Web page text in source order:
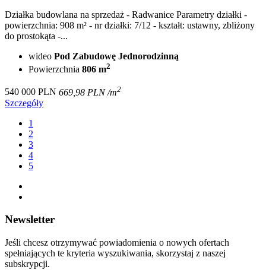
Działka budowlana na sprzedaż - Radwanice Parametry działki -
powierzchnia: 908 m² - nr działki: 7/12 - kształt: ustawny, zbliżony
do prostokąta -...
wideo Pod Zabudowę Jednorodzinną
Powierzchnia 806 m2
540 000 PLN 669,98 PLN /m2
Szczegóły
1
2
3
4
5
Newsletter
Jeśli chcesz otrzymywać powiadomienia o nowych ofertach
spełniających te kryteria wyszukiwania, skorzystaj z naszej
subskrypcji.